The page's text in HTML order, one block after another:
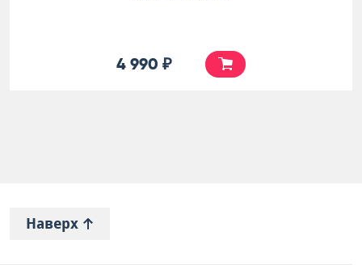
4 990 ₽
Наверх